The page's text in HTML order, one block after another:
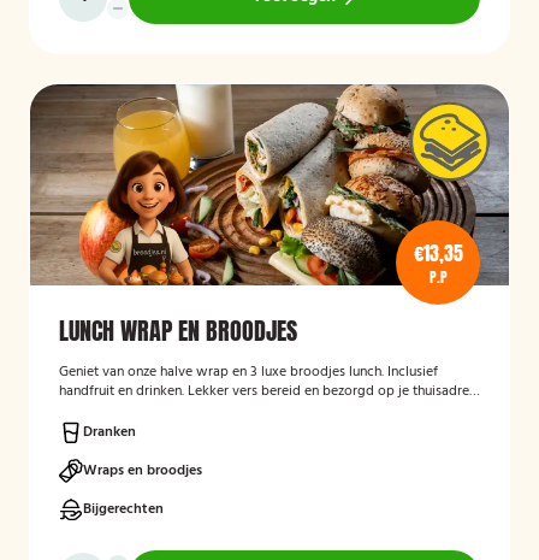
€13,35
P.P
LUNCH WRAP EN BROODJES
Geniet van onze halve wrap en 3 luxe broodjes lunch. Inclusief
handfruit en drinken. Lekker vers bereid en bezorgd op je thuisadres
Dranken
Wraps en broodjes
Bijgerechten